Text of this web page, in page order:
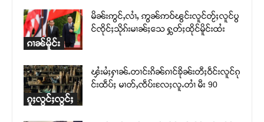
ၵၢၼ်မိူင်း
မိၼ်းဢွင်ႇလၢႆႇ ဢွၼ်ဢဝ်ၽွင်းလူင်တႂ်ႈလူင်ပွ
င်ၸိုင်ႈသိုၵ်းမၢၼ်ႈသေ ႁွတ်ႈထိုင်မိူင်းထႆး
ၵူႈလွင်ႈလွင်ႈ
ၾႆးမႆႈႁၢၼ်ႉတၢင်းၵိၼ်ၵၢင်ၶိုၼ်းတီႈဝဵင်းလူင်ၵု
င်းထဵပ်ႈ မၢတ်ႇၸဵပ်းလႄႈလူႉတၢႆ မီး 90